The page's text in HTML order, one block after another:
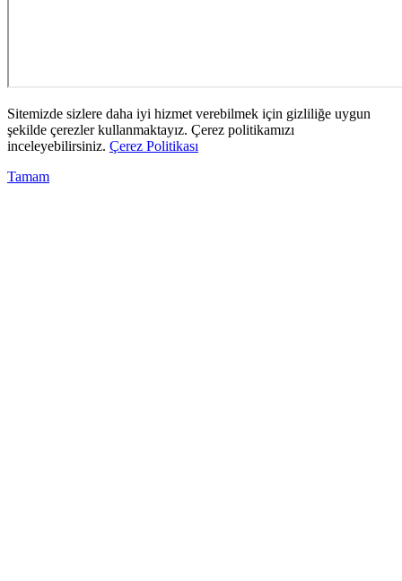
Sitemizde sizlere daha iyi hizmet verebilmek için gizliliğe uygun
şekilde çerezler kullanmaktayız. Çerez politikamızı
inceleyebilirsiniz. Çerez Politikası
Tamam